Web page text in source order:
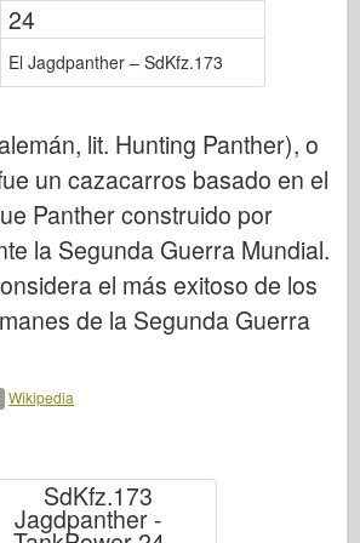
Osprey
Militaria
24
El Jagdpanther – SdKfz.173
lit. Hunting Panther), o
un cazacarros basado en el
Panther construido por
la Segunda Guerra Mundial.
el más exitoso de los
de la Segunda Guerra
Wikipedia